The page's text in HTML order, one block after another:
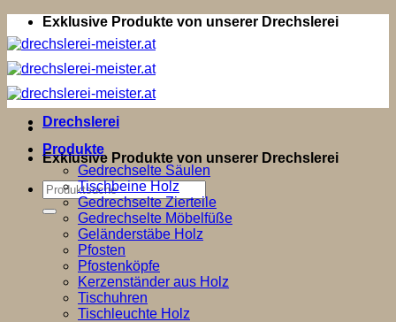
Zum
Inhalt
springen
Exklusive Produkte von unserer Drechslerei
Exklusive Produkte von unserer Drechslerei
Suchen
nach:
Drechslerei
Produkte
Gedrechselte Säulen
Tischbeine Holz
Gedrechselte Zierteile
Gedrechselte Möbelfüße
Geländerstäbe Holz
Pfosten
Pfostenköpfe
Kerzenständer aus Holz
Tischuhren
Tischleuchte Holz